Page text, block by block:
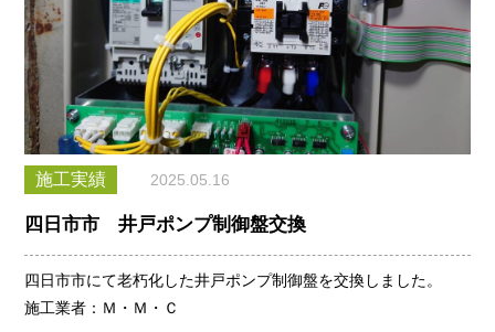
施工実績 2025.05.16
四日市市 井戸ポンプ制御盤交換
四日市市にて老朽化した井戸ポンプ制御盤を交換しました。
施工業者：Ｍ・Ｍ・Ｃ